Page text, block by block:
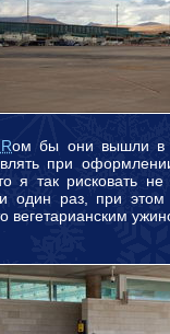
ом бы они вышли в
при
я так рисковать
один раз, при
вегетарианским